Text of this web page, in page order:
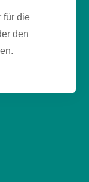
für die
den